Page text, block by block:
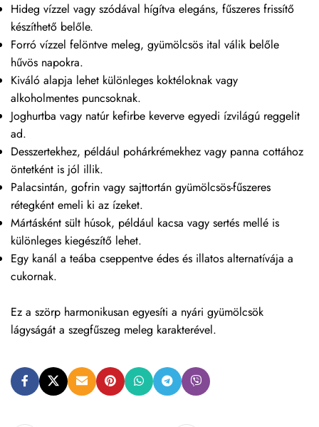
Hideg vízzel vagy szódával hígítva elegáns, fűszeres frissítő
készíthető belőle.
Forró vízzel felöntve meleg, gyümölcsös ital válik belőle
hűvös napokra.
Kiváló alapja lehet különleges koktéloknak vagy
alkoholmentes puncsoknak.
Joghurtba vagy natúr kefirbe keverve egyedi ízvilágú reggelit
ad.
Desszertekhez, például pohárkrémekhez vagy panna cottához
öntetként is jól illik.
Palacsintán, gofrin vagy sajttortán gyümölcsös-fűszeres
rétegként emeli ki az ízeket.
Mártásként sült húsok, például kacsa vagy sertés mellé is
különleges kiegészítő lehet.
Egy kanál a teába cseppentve édes és illatos alternatívája a
cukornak.
Ez a szörp harmonikusan egyesíti a nyári gyümölcsök
lágyságát a szegfűszeg meleg karakterével.